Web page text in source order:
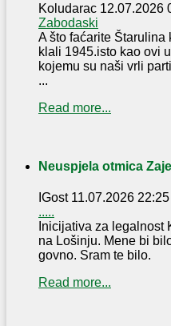
Koludarac 12.07.2026
Zabodaski
A što faćarite
klali 1945.isto kao ovi
kojemu su naši vrli
...
Read more...
Neuspjela otmica
IGost 11.07.2026 22:25
.....
Inicijativa za legalnost
na Lošinju. Mene bi
govno. Sram te bilo.
Read more...